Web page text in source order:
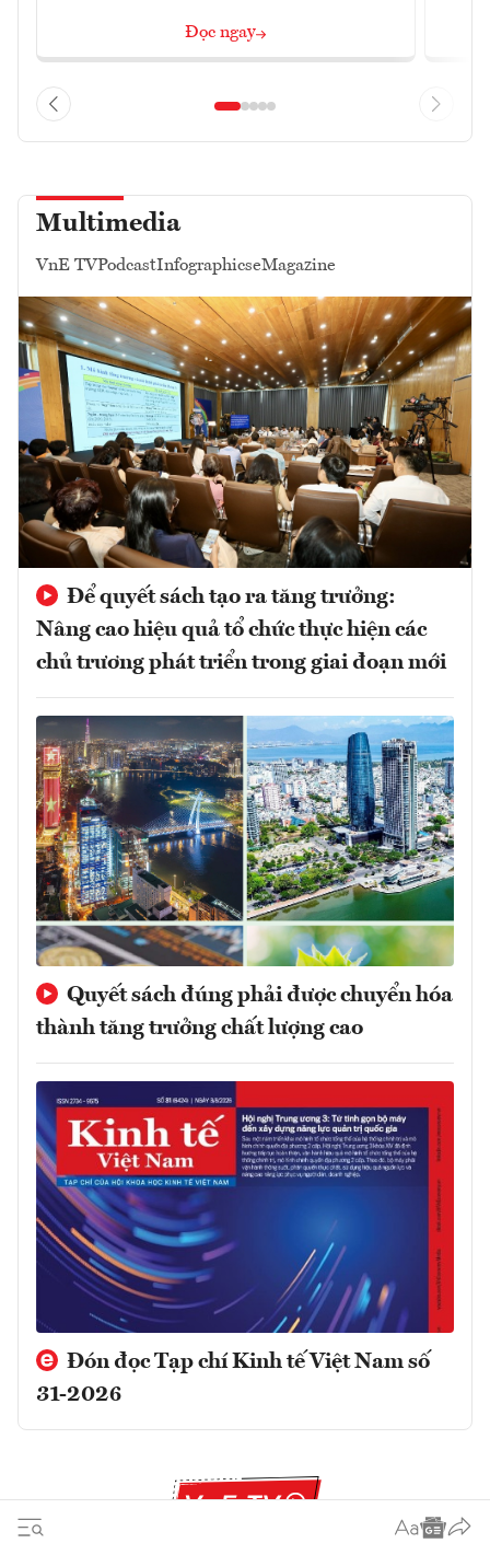
Đọc ngay
Multimedia
VnE TVPodcastInfographicseMagazine
Để quyết sách tạo ra tăng trưởng:
Nâng cao hiệu quả tổ chức thực hiện các
chủ trương phát triển trong giai đoạn mới
Quyết sách đúng phải được chuyển hóa
thành tăng trưởng chất lượng cao
Đón đọc Tạp chí Kinh tế Việt Nam số
31-2026